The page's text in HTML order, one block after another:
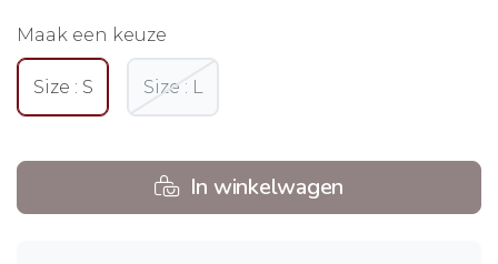
Maak een keuze
Size : S Size : L
In winkelwagen